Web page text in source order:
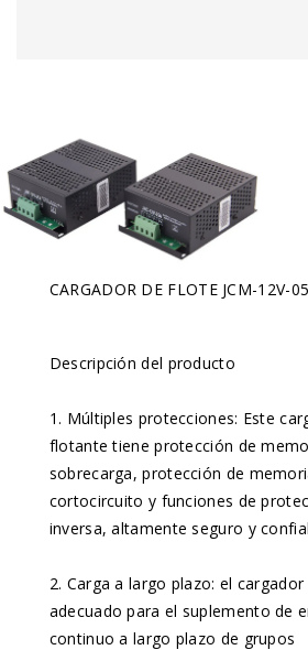
CARGADOR DE FLOTE JCM-12V-
Descripción del producto
1. Múltiples protecciones: Este
flotante tiene protección de
sobrecarga, protección de
cortocircuito y funciones de
inversa, altamente seguro y
2. Carga a largo plazo: el cargador
adecuado para el suplemento de
continuo a largo plazo de grupos